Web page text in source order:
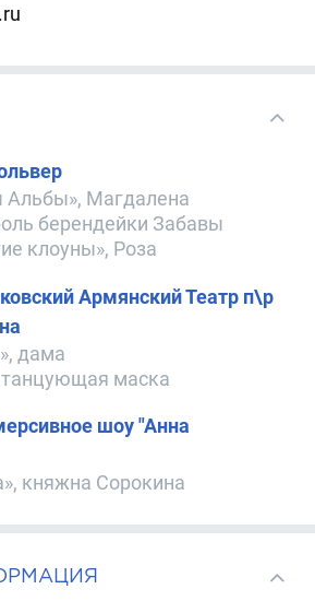
Магдалена
берендейки Забавы
клоуны», Роза
Армянский Театр п\р
дама
танцующая маска
шоу "Анна
княжна Сорокина